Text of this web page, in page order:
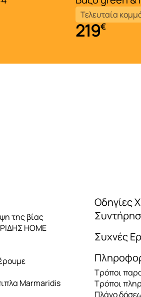
Τελευταία
219€
της βίας
HOME
Marmaridis
Οδηγίες
Συχνές
Τρόποι
Τρόποι
Πλάνο